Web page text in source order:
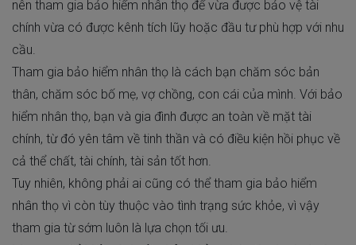
nên tham gia bảo hiểm nhân thọ để vừa được bảo vệ tài
chính vừa có được kênh tích lũy hoặc đầu tư phù hợp với nhu
cầu.
Tham gia bảo hiểm nhân thọ là cách bạn chăm sóc bản
thân, chăm sóc bố mẹ, vợ chồng, con cái của mình. Với bảo
hiểm nhân thọ, bạn và gia đình được an toàn về mặt tài
chính, từ đó yên tâm về tinh thần và có điều kiện hồi phục về
cả thể chất, tài chính, tài sản tốt hơn.
Tuy nhiên, không phải ai cũng có thể tham gia bảo hiểm
nhân thọ vì còn tùy thuộc vào tình trạng sức khỏe, vì vậy
tham gia từ sớm luôn là lựa chọn tối ưu.